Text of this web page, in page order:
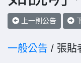
上一則公告
一般公告 / 張貼